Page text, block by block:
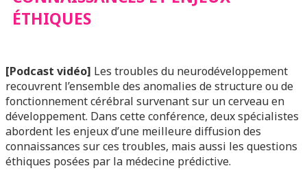
ÉTHIQUES
[Podcast vidéo] Les troubles du neurodéveloppement
recouvrent l’ensemble des anomalies de structure ou de
fonctionnement cérébral survenant sur un cerveau en
développement. Dans cette conférence, deux spécialistes
abordent les enjeux d’une meilleure diffusion des
connaissances sur ces troubles, mais aussi les questions
éthiques posées par la médecine prédictive.